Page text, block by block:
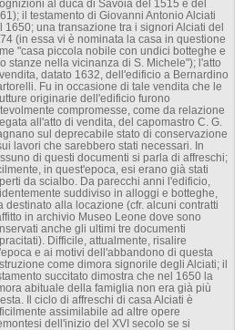
al duca di Savoia del 1515 e del
il testamento di Giovanni Antonio Alciati
1650; una transazione tra i signori Alciati del
(in essa vi è nominata la casa in questione
"casa piccola nobile con undici botteghe e
stanze nella vicinanza di S. Michele"); l'atto
datato 1632, dell'edificio a Bernardino
Fu in occasione di tale vendita che le
originarie dell'edificio furono
compromesse, come da relazione
all'atto di vendita, del capomastro C. G.
sul deprecabile stato di conservazione
lavori che sarebbero stati necessari. In
di questi documenti si parla di affreschi;
in quest'epoca, esi erano già stati
da scialbo. Da parecchi anni l'edificio,
suddiviso in alloggi e botteghe,
destinato alla locazione (cfr. alcuni contratti
in archivio Museo Leone dove sono
anche gli ultimi tre documenti
Difficile, attualmente, risalire
e ai motivi dell'abbandono di questa
come dimora signorile degli Alciati; il
succitato dimostra che nel 1650 la
abituale della famiglia non era già più
Il ciclo di affreschi di casa Alciati è
assimilabile ad altre opere
dell'inizio del XVI secolo se si